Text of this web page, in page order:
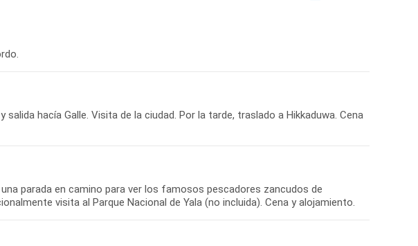
hacía Galle. Visita de la ciudad. Por la tarde, traslado a Hikkaduwa. Cena
parada en camino para ver los famosos pescadores zancudos de